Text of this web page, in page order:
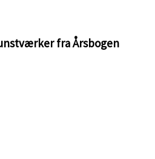
fra Årsbogen